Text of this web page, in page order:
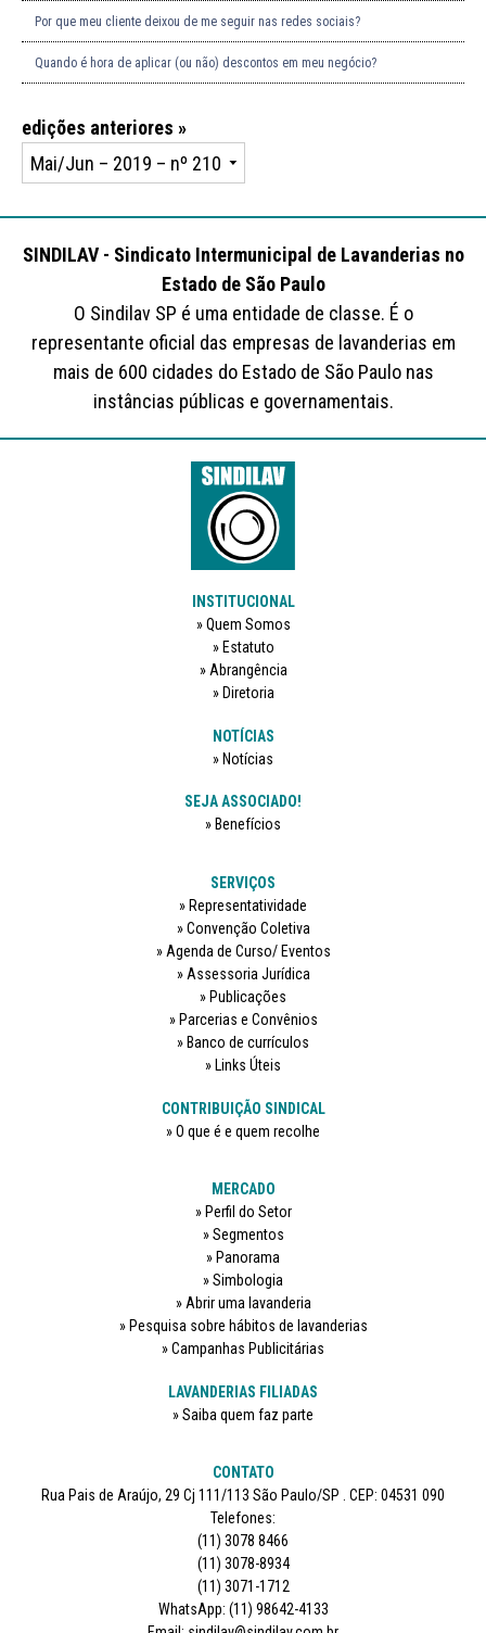
Por que meu cliente deixou de me seguir nas redes sociais?
Quando é hora de aplicar (ou não) descontos em meu negócio?
edições anteriores »
SINDILAV - Sindicato Intermunicipal de Lavanderias no
Estado de São Paulo
O Sindilav SP é uma entidade de classe. É o
representante oficial das empresas de lavanderias em
mais de 600 cidades do Estado de São Paulo nas
instâncias públicas e governamentais.
INSTITUCIONAL
Quem Somos
Estatuto
Abrangência
Diretoria
NOTÍCIAS
Notícias
SEJA ASSOCIADO!
Benefícios
SERVIÇOS
Representatividade
Convenção Coletiva
Agenda de Curso/ Eventos
Assessoria Jurídica
Publicações
Parcerias e Convênios
Banco de currículos
Links Úteis
CONTRIBUIÇÃO SINDICAL
O que é e quem recolhe
MERCADO
Perfil do Setor
Segmentos
Panorama
Simbologia
Abrir uma lavanderia
Pesquisa sobre hábitos de lavanderias
Campanhas Publicitárias
LAVANDERIAS FILIADAS
Saiba quem faz parte
CONTATO
Rua Pais de Araújo, 29 Cj 111/113 São Paulo/SP . CEP: 04531 090
Telefones:
(11) 3078 8466
(11) 3078-8934
(11) 3071-1712
WhatsApp: (11) 98642-4133